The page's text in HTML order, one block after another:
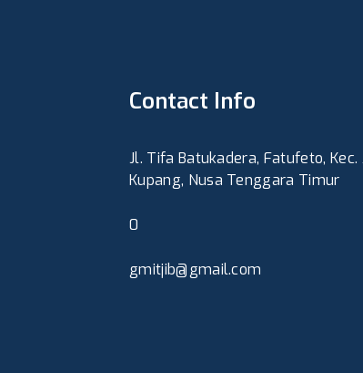
Contact Info
Jl. Tifa Batukadera, Fatufeto, Kec.
Kupang, Nusa Tenggara Timur
0
gmitjib@gmail.com